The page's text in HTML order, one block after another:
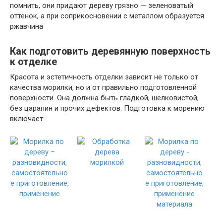
помнить, они придают дереву грязно — зеленоватый
оттенок, а при соприкосновении с металлом образуется
ржавчина
Как подготовить деревянную поверхность
к отделке
Красота и эстетичность отделки зависит не только от
качества морилки, но и от правильно подготовленной
поверхности. Она должна быть гладкой, шелковистой,
без царапин и прочих дефектов. Подготовка к морению
включает: